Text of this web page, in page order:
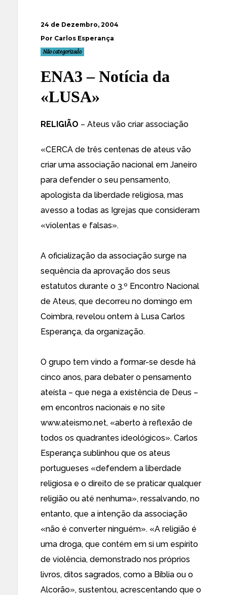
24 de Dezembro, 2004
Por Carlos Esperança
Não categorizado
ENA3 – Notícia da
«LUSA»
RELIGIÃO – Ateus vão criar associação
«CERCA de três centenas de ateus vão
criar uma associação nacional em Janeiro
para defender o seu pensamento,
apologista da liberdade religiosa, mas
avesso a todas as Igrejas que consideram
«violentas e falsas».
A oficialização da associação surge na
sequência da aprovação dos seus
estatutos durante o 3.º Encontro Nacional
de Ateus, que decorreu no domingo em
Coimbra, revelou ontem à Lusa Carlos
Esperança, da organização.
O grupo tem vindo a formar-se desde há
cinco anos, para debater o pensamento
ateísta – que nega a existência de Deus –
em encontros nacionais e no site
www.ateismo.net, «aberto à reflexão de
todos os quadrantes ideológicos». Carlos
Esperança sublinhou que os ateus
portugueses «defendem a liberdade
religiosa e o direito de se praticar qualquer
religião ou até nenhuma», ressalvando, no
entanto, que a intenção da associação
«não é converter ninguém». «A religião é
uma droga, que contém em si um espírito
de violência, demonstrado nos próprios
livros, ditos sagrados, como a Bíblia ou o
Alcorão», sustentou, acrescentando que o